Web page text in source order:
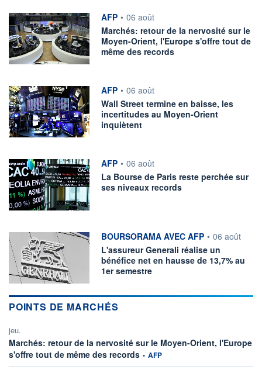
information fournie par
AFP • 06 août
Marchés: retour de la nervosité sur le
Moyen-Orient, l'Europe s'offre tout de
même des records
information fournie par
AFP • 06 août
Wall Street termine en baisse, les
incertitudes au Moyen-Orient
inquiètent
information fournie par
AFP • 06 août
La Bourse de Paris reste perchée sur
ses niveaux records
information fournie par
BOURSORAMA AVEC AFP • 06 août
L'assureur Generali réalise un
bénéfice net en hausse de 13,7% au
1er semestre
POINTS DE MARCHÉS
jeu.
Marchés: retour de la nervosité sur le Moyen-Orient, l'Europe
s'offre tout de même des records information fournie par
• AFP